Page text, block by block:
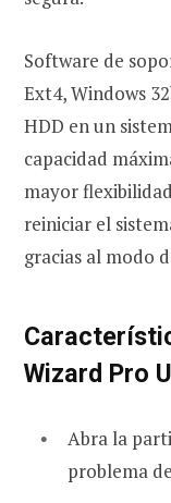
Software de
Ext4, Windows
HDD en un
capacidad
mayor
reiniciar el
gracias al modo
Wizard Pro
Abra la
problema